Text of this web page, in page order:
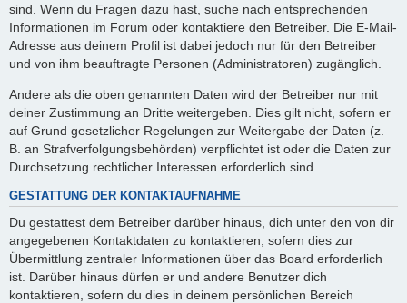
sind. Wenn du Fragen dazu hast, suche nach entsprechenden
Informationen im Forum oder kontaktiere den Betreiber. Die E-Mail-
Adresse aus deinem Profil ist dabei jedoch nur für den Betreiber
und von ihm beauftragte Personen (Administratoren) zugänglich.
Andere als die oben genannten Daten wird der Betreiber nur mit
deiner Zustimmung an Dritte weitergeben. Dies gilt nicht, sofern er
auf Grund gesetzlicher Regelungen zur Weitergabe der Daten (z.
B. an Strafverfolgungsbehörden) verpflichtet ist oder die Daten zur
Durchsetzung rechtlicher Interessen erforderlich sind.
GESTATTUNG DER KONTAKTAUFNAHME
Du gestattest dem Betreiber darüber hinaus, dich unter den von dir
angegebenen Kontaktdaten zu kontaktieren, sofern dies zur
Übermittlung zentraler Informationen über das Board erforderlich
ist. Darüber hinaus dürfen er und andere Benutzer dich
kontaktieren, sofern du dies in deinem persönlichen Bereich